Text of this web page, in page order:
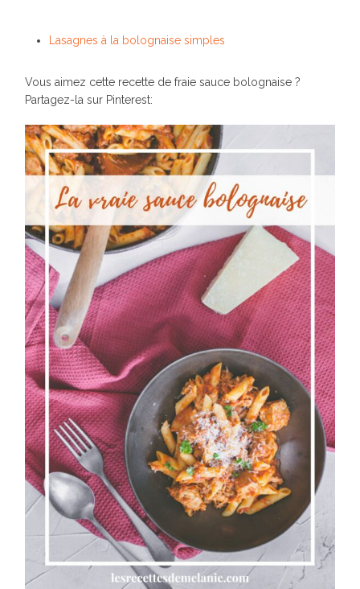
Lasagnes à la bolognaise simples
Vous aimez cette recette de fraie sauce bolognaise ?
Partagez-la sur Pinterest: